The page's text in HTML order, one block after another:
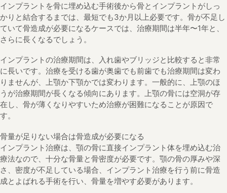
インプラントを骨に埋め込む手術後から骨とインプラントがしっ
かりと結合するまでは、最短でも3か月以上必要です。骨が不足し
ていて骨造成が必要になるケースでは、治療期間は半年〜1年と、
さらに長くなるでしょう。
インプラントの治療期間は、入れ歯やブリッジと比較すると非常
に長いです。治療を受ける歯が奥歯でも前歯でも治療期間は変わ
りませんが、上顎か下顎かでは変わります。一般的に、上顎のほ
うが治療期間が長くなる傾向にあります。上顎の骨には空洞が存
在し、骨が薄くなりやすいため治療が困難になることが原因で
す。
骨量が足りない場合は骨造成が必要になる
インプラント治療は、顎の骨に直接インプラント体を埋め込む治
療法なので、十分な骨量と骨密度が必要です。顎の骨の厚みや深
さ、密度が不足している場合、インプラント治療を行う前に骨造
成とよばれる手術を行い、骨量を増やす必要があります。